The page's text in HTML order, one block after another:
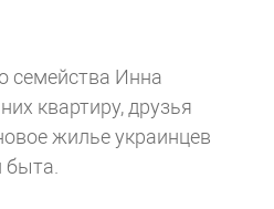
семейства Инна
квартиру, друзья
жилье украинцев